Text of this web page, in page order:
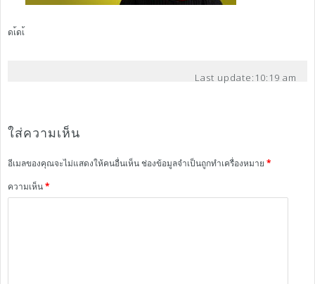
ดเ้ดเ้
Last update: 10:19 am
ใส่ความเห็น
อีเมลของคุณจะไม่แสดงให้คนอื่นเห็นช่องข้อมูลจำเป็นถูกทำเครื่องหมาย *
ความเห็น*